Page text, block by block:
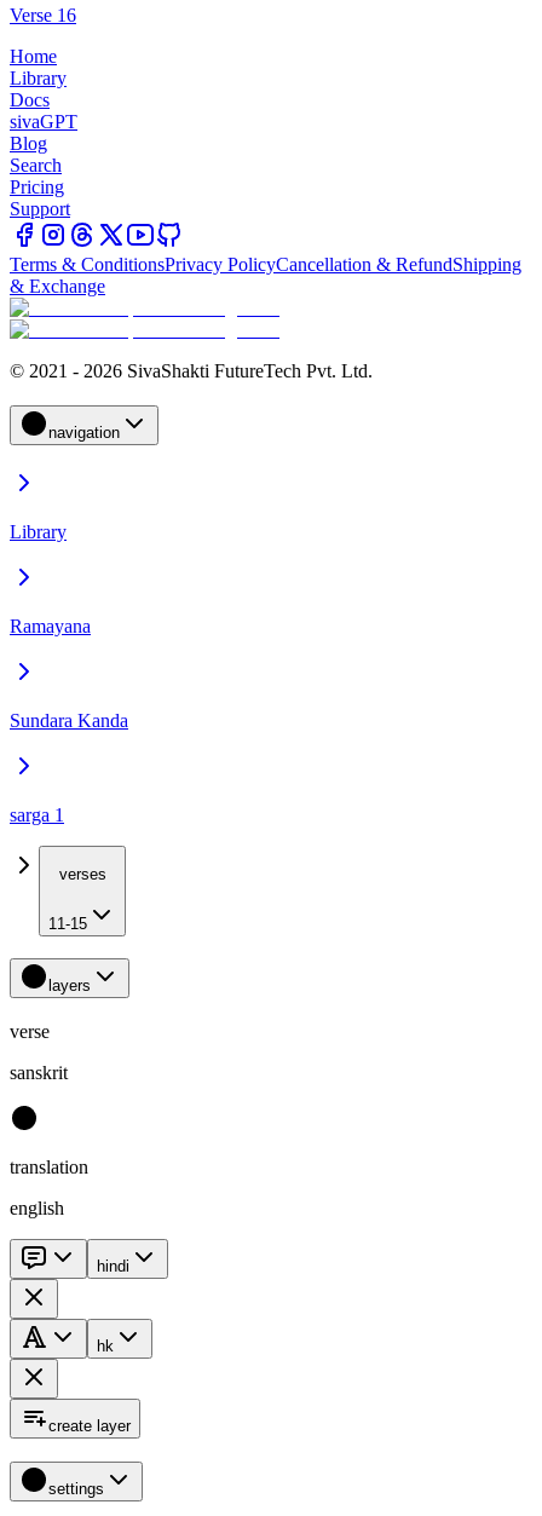
Verse 16
Home
Library
Docs
sivaGPT
Blog
Search
Pricing
Support
Terms & ConditionsPrivacy PolicyCancellation & RefundShipping
& Exchange
© 2021 - 2026 SivaShakti FutureTech Pvt. Ltd.
navigation
Library
Ramayana
Sundara Kanda
sarga 1
verses
11-15
layers
verse
sanskrit
translation
english
hindi
hk
create layer
settings